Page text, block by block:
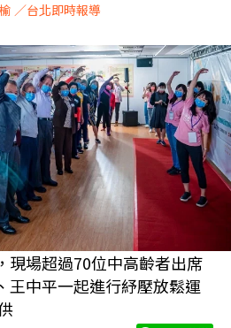
／台北即時報導
現場超過70位中高齡者出席
王中平一起進行紓壓放鬆運